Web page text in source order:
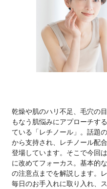
乾燥や肌のハリ不足、毛穴の
もなう肌悩みにアプローチす
ている「レチノール」。話題
から支持され、レチノール配
登場しています。そこで今回
に改めてフォーカス。基本的
の注意点までを解説します。
毎日のお手入れに取り入れ、